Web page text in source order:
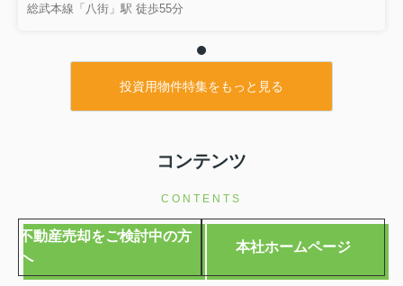
総武本線「八街」駅 徒歩55分
投資用物件特集をもっと見る
コンテンツ
CONTENTS
不動産売却をご検討中の方
へ
本社ホームページ